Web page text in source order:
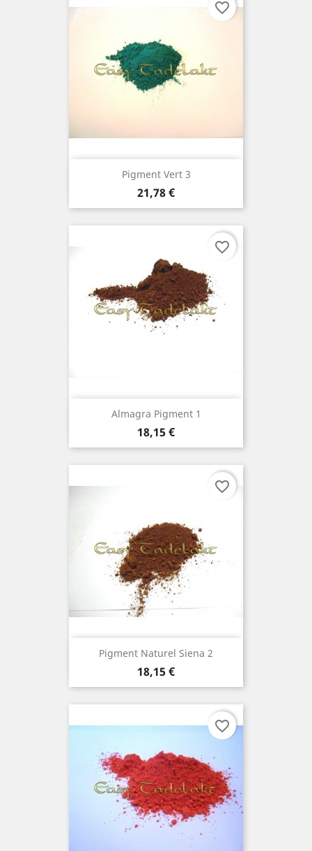
Pigment Vert 3
Prix
21,78 €
favorite_border
Almagra Pigment 1
Prix
18,15 €
favorite_border
Pigment Naturel Siena 2
Prix
18,15 €
favorite_border
favorite_border